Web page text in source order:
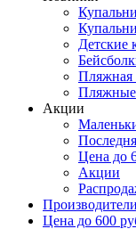
Детские
Пляжная
Акции
Цена до
Акции
Производители
Цена до 600